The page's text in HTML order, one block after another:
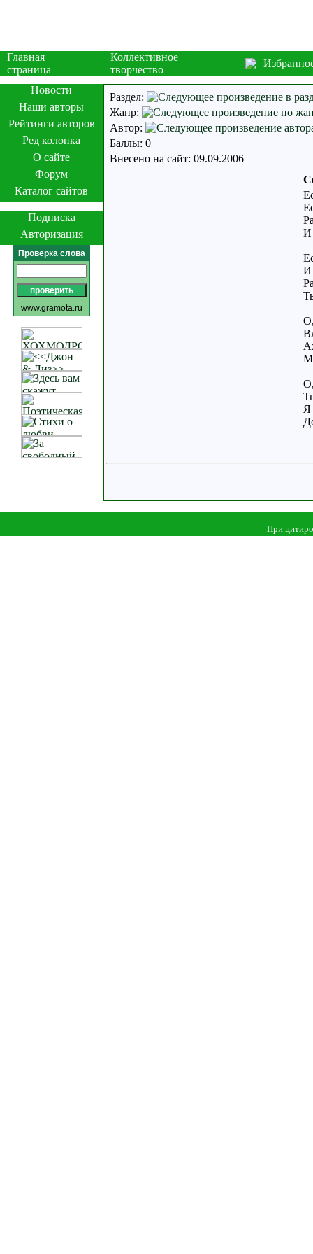
Главная
страница
Коллективное
творчество
Новости
Наши авторы
Рейтинги авторов
Ред колонка
О сайте
Форум
Каталог сайтов
Подписка
Авторизация
Проверка слова
www.gramota.ru
Раздел:
Жанр:
Автор:
Баллы: 0
Внесено на сайт: 09.09.2006
И
И
Я
При